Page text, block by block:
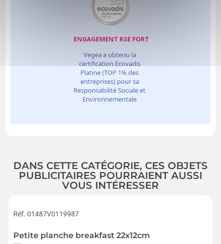
DANS CETTE CATÉGORIE, CES OBJETS
PUBLICITAIRES POURRAIENT AUSSI
VOUS INTÉRESSER
Réf. 01487V0119987
Petite planche breakfast 22x12cm